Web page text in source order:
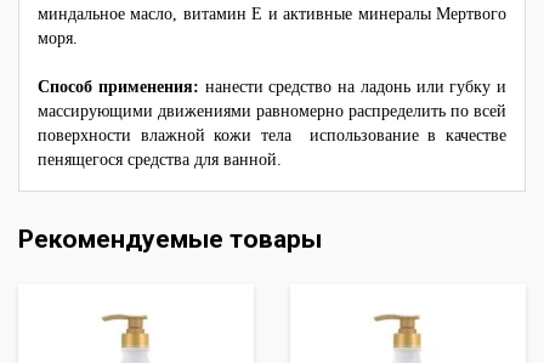
миндальное масло, витамин Е и активные минералы Мертвого
моря.
Способ применения: нанести средство на ладонь или губку и
массирующими движениями равномерно распределить по всей
поверхности влажной кожи тела использование в качестве
пенящегося средства для ванной.
Рекомендуемые товары